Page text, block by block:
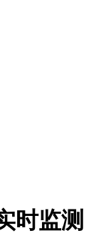
时监测